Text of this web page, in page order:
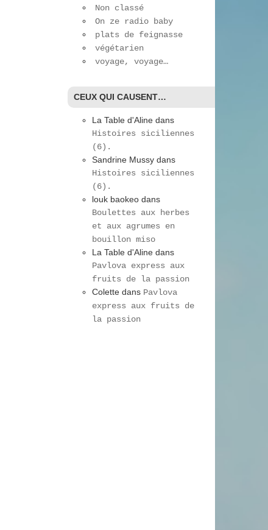
Non classé
On ze radio baby
plats de feignasse
végétarien
voyage, voyage…
CEUX QUI CAUSENT…
La Table d'Alinedans
Histoires siciliennes
(6).
Sandrine Mussydans
Histoires siciliennes
(6).
louk baokeodans
Boulettes aux herbes
et aux agrumes en
bouillon miso
La Table d'Alinedans
Pavlova express aux
fruits de la passion
Colettedans Pavlova
express aux fruits de
la passion